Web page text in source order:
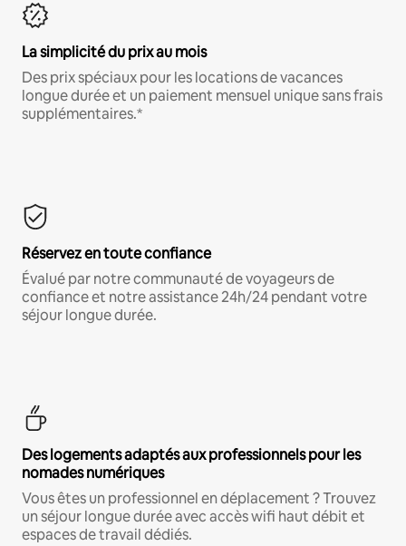
La simplicité du prix au mois
Des prix spéciaux pour les locations de vacances
longue durée et un paiement mensuel unique sans frais
supplémentaires.*
Réservez en toute confiance
Évalué par notre communauté de voyageurs de
confiance et notre assistance 24h/24 pendant votre
séjour longue durée.
Des logements adaptés aux professionnels pour les
nomades numériques
Vous êtes un professionnel en déplacement ? Trouvez
un séjour longue durée avec accès wifi haut débit et
espaces de travail dédiés.